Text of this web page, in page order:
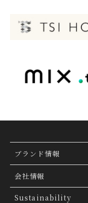
ブランド情報
ブランド検索
ブランドトピックス
会社情報
TSI トピックス
Sustainability